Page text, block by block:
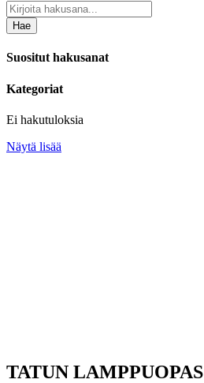
Hae
Suositut hakusanat
Kategoriat
Ei hakutuloksia
Näytä lisää
TATUN LAMPPUOPAS